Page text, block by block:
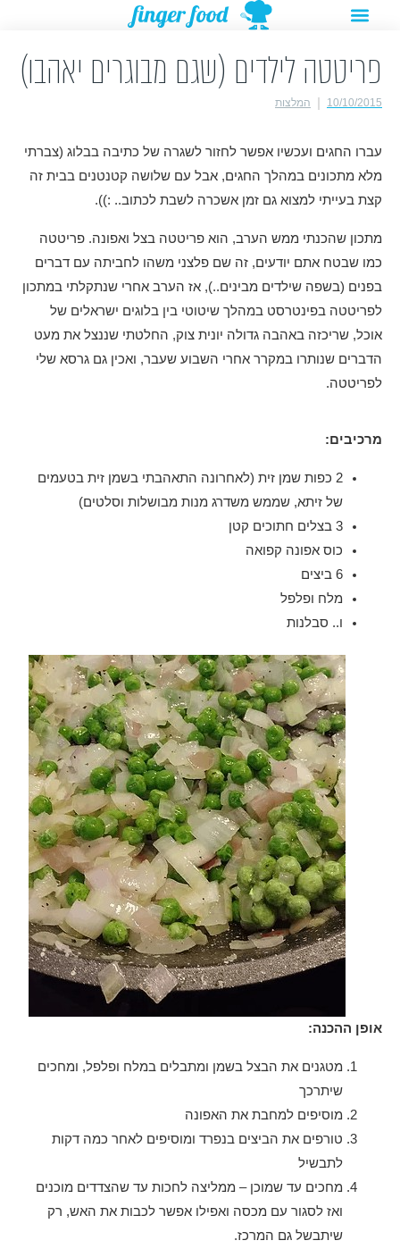
תפריט
פריטטה לילדים (שגם מבוגרים יאהבו)
10/10/2015 המלצות
עברו החגים ועכשיו אפשר לחזור לשגרה של כתיבה בבלוג (צברתי
מלא מתכונים במהלך החגים, אבל עם שלושה קטנטנים בבית זה
קצת בעייתי למצוא גם זמן אשכרה לשבת לכתוב.. :)).
מתכון שהכנתי ממש הערב, הוא פריטטה בצל ואפונה. פריטטה
כמו שבטח אתם יודעים, זה שם פלצני משהו לחביתה עם דברים
בפנים (בשפה שילדים מבינים..), אז הערב אחרי שנתקלתי במתכון
לפריטטה בפינטרסט במהלך שיטוטי בין בלוגים ישראלים של
אוכל, שריכזה באהבה גדולה יונית צוק, החלטתי שננצל את מעט
הדברים שנותרו במקרר אחרי השבוע שעבר, ואכין גם גרסא שלי
לפריטטה.
מרכיבים:
2 כפות שמן זית (לאחרונה התאהבתי בשמן זית בטעמים
של זיתא, שממש משדרג מנות מבושלות וסלטים)
3 בצלים חתוכים קטן
כוס אפונה קפואה
6 ביצים
מלח ופלפל
ו.. סבלנות
אופן ההכנה:
מטגנים את הבצל בשמן ומתבלים במלח ופלפל, ומחכים
שיתרכך
מוסיפים למחבת את האפונה
טורפים את הביצים בנפרד ומוסיפים לאחר כמה דקות
לתבשיל
מחכים עד שמוכן – ממליצה לחכות עד שהצדדים מוכנים
ואז לסגור עם מכסה ואפילו אפשר לכבות את האש, רק
שיתבשל גם המרכז.